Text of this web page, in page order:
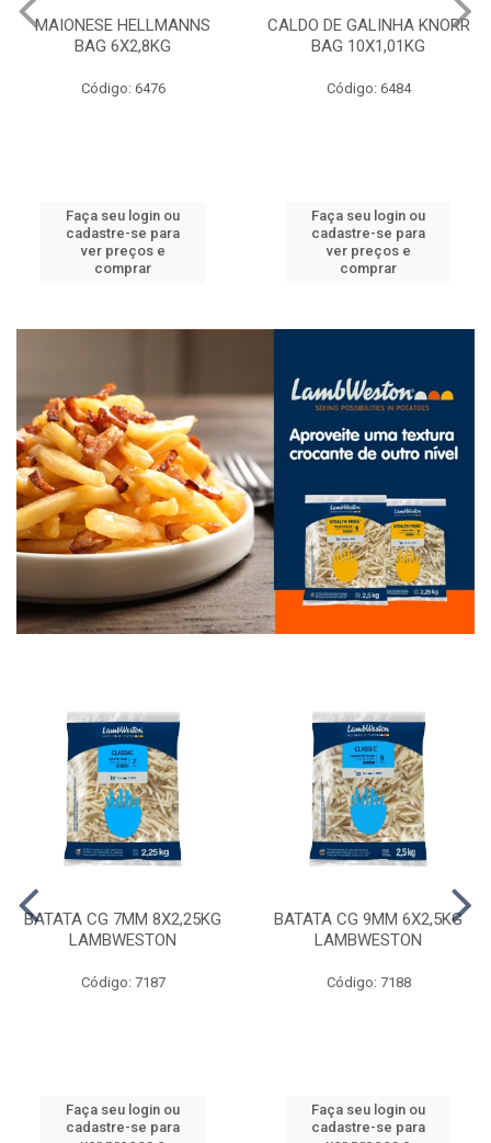
MAIONESE HELLMANNS
BAG 6X2,8KG
Código: 6476
Faça seu login ou
cadastre-se para
ver preços e
comprar
CALDO DE GALINHA KNORR
BAG 10X1,01KG
Código: 6484
Faça seu login ou
cadastre-se para
ver preços e
comprar
BATATA CG 7MM 8X2,25KG
LAMBWESTON
Código: 7187
Faça seu login ou
cadastre-se para
BATATA CG 9MM 6X2,5KG
LAMBWESTON
Código: 7188
Faça seu login ou
cadastre-se para